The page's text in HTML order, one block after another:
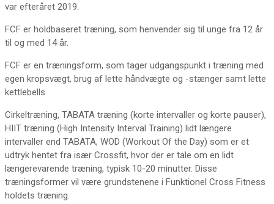
var efteråret 2019.
FCF er holdbaseret træning, som henvender sig til unge fra 12 år
til og med 14 år.
FCF er en træningsform, som tager udgangspunkt i træning med
egen kropsvægt, brug af lette håndvægte og -stænger samt lette
kettlebells.
Cirkeltræning, TABATA træning (korte intervaller og korte pauser),
HIIT træning (High Intensity Interval Training) lidt længere
intervaller end TABATA, WOD (Workout Of the Day) som er et
udtryk hentet fra især Crossfit, hvor der er tale om en lidt
længerevarende træning, typisk 10-20 minutter. Disse
træningsformer vil være grundstenene i Funktionel Cross Fitness
holdets træning.